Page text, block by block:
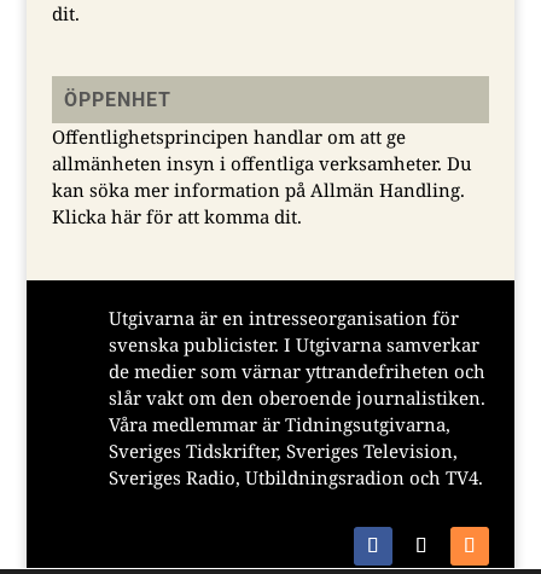
dit.
ÖPPENHET
Offentlighetsprincipen handlar om att ge
allmänheten insyn i offentliga verksamheter. Du
kan söka mer information på Allmän Handling.
Klicka här för att komma dit.
Utgivarna är en intresseorganisation för
svenska publicister. I Utgivarna samverkar
de medier som värnar yttrandefriheten och
slår vakt om den oberoende journalistiken.
Våra medlemmar är Tidningsutgivarna,
Sveriges Tidskrifter, Sveriges Television,
Sveriges Radio, Utbildningsradion och TV4.